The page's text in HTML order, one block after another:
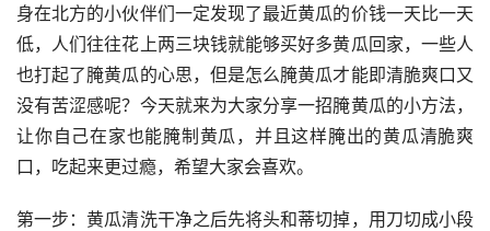
身在北方的小伙伴们一定发现了最近黄瓜的价钱一天比一天
低，人们往往花上两三块钱就能够买好多黄瓜回家，一些人
也打起了腌黄瓜的心思，但是怎么腌黄瓜才能即清脆爽口又
没有苦涩感呢？今天就来为大家分享一招腌黄瓜的小方法，
让你自己在家也能腌制黄瓜，并且这样腌出的黄瓜清脆爽
口，吃起来更过瘾，希望大家会喜欢。
第一步：黄瓜清洗干净之后先将头和蒂切掉，用刀切成小段